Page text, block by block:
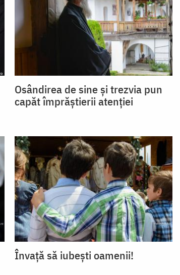
Osândirea de sine și trezvia pun
capăt împrăștierii atenției
Învață să iubești oamenii!